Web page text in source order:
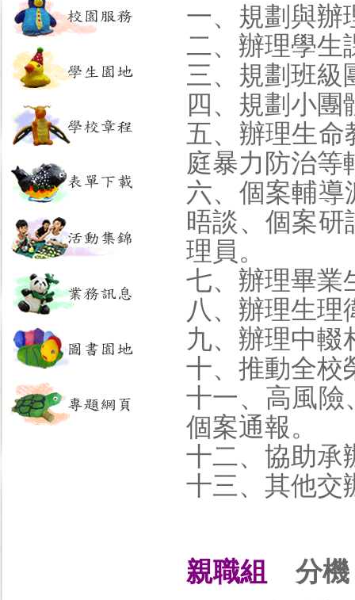
一、規劃與辦
二、辦理學生
三、規劃班級
四、規劃小團
五、辦理生命
庭暴力防治等
六、個案輔導
晤談、個案研
理員。
七、辦理畢業
八、辦理生理
九、辦理中輟
十、推動全校
十一、高風險
個案通報。
十二、協助承
十三、其他交
親職組 分機